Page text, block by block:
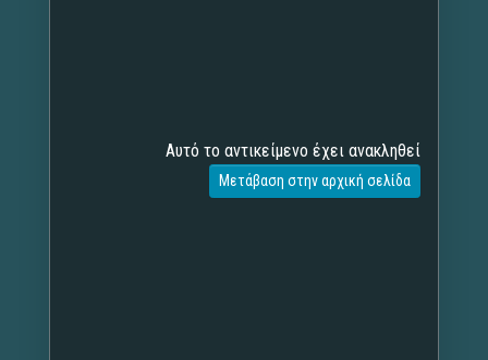
Αυτό το αντικείμενο έχει ανακληθεί
Μετάβαση στην αρχική σελίδα